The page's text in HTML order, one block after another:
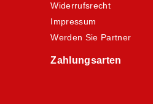
Widerrufsrecht
Impressum
Werden Sie Partner
Zahlungsarten